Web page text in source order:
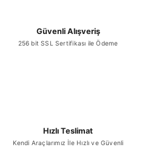
Güvenli Alışveriş
256 bit SSL Sertifikası ile Ödeme
Hızlı Teslimat
Kendi Araçlarımız İle Hızlı ve Güvenli